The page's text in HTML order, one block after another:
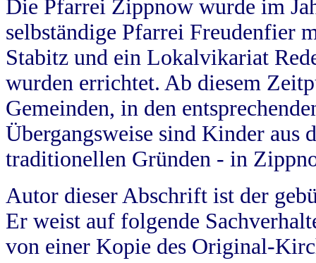
Die Pfarrei Zippnow wurde im
selbständige Pfarrei Freudenfier
Stabitz und ein Lokalvikariat
wurden errichtet. Ab diesem
Gemeinden, in den
Übergangsweise sind Kinder aus
traditionellen Gründen - in
Autor dieser Abschrift ist der
Er weist auf folgende
von einer Kopie des Original-